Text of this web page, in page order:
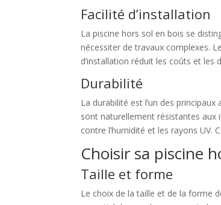
Facilité d’installation
La piscine hors sol en bois se
nécessiter de travaux complexes.
d’installation réduit les coûts et
Durabilité
La durabilité est l’un des
sont naturellement résistantes aux
contre l’humidité et les rayons
Choisir sa piscine
Taille et forme
Le choix de la taille et de la forme